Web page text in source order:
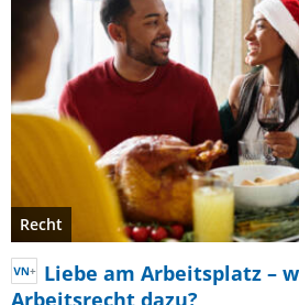
Recht
Liebe am Arbeitsplatz –
Arbeitsrecht dazu?